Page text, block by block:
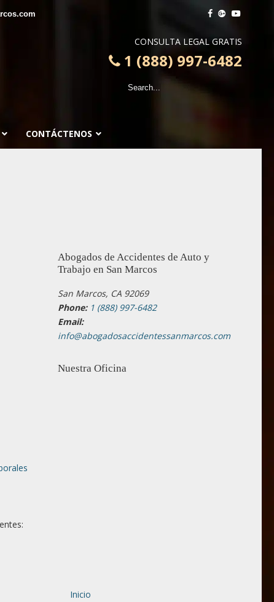
CONSULTA LEGAL GRATIS
1 (888) 997-6482
CONTÁCTENOS
Abogados de Accidentes de Auto y
Trabajo en San Marcos
San Marcos, CA 92069
Phone: 1 (888) 997-6482
Email:
info@abogadosaccidentessanmarcos.com
Nuestra Oficina
Inicio